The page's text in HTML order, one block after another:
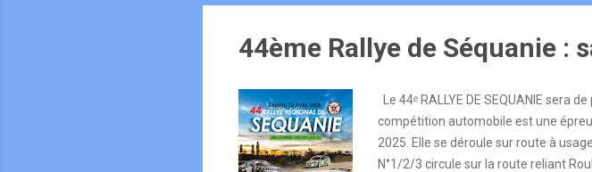
44ème Rallye de Séquanie :
Le 44ᵉ RALLYE DE SEQUANIE
compétition automobile est une
2025. Elle se déroule sur route à
N°1/2/3 circule sur la route reliant